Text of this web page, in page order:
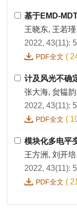
基于EMD-
王晓东, 王若
2022, 43(11):
PDF全文 (
计及风光不确
张大海, 贠韫
2022, 43(11):
PDF全文 (
模块化多电平
王方洲, 刘开
2022, 43(11):
PDF全文 (